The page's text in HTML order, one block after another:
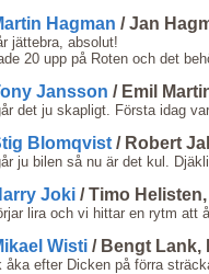
Hagman / Jan
jättebra, absolut!
20 upp på Roten och det
Jansson / Emil
det ju skapligt. Första idag
Blomqvist / Robert
ju bilen så nu är det kul.
Joki / Timo
lira och vi hittar en rytm att
Wisti / Bengt Lank,
åka efter Dicken på förra